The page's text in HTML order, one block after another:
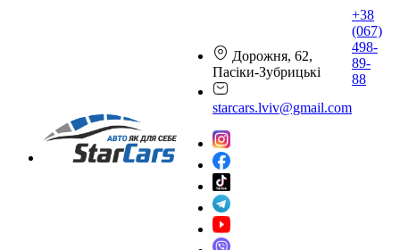
Дорожня, 62,
Пасіки-Зубрицькі
starcars.lviv@gmail.com
+38
(067)
498-
89-
88